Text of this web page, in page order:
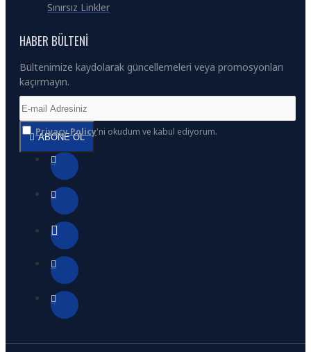
Sınırsız Linkler
HABER BÜLTENI
Bültenimize kaydolarak güncellemeleri veya promosyonları
kaçırmayın.
ABONE OL
Privacy Policy'ni okudum ve kabul ediyorum.